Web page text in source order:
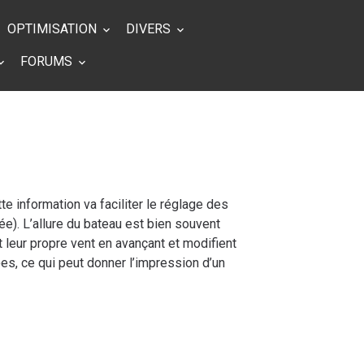
OPTIMISATION DIVERS
FORUMS
information va faciliter le réglage des
L’allure du bateau est bien souvent
propre vent en avançant et modifient
ce qui peut donner l’impression d’un